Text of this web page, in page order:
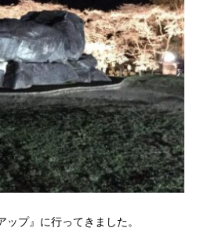
プ』に行ってきました。